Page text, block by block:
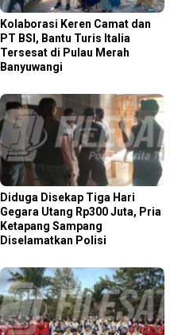
Kolaborasi Keren Camat dan
PT BSI, Bantu Turis Italia
Tersesat di Pulau Merah
Banyuwangi
Diduga Disekap Tiga Hari
Gegara Utang Rp300 Juta, Pria
Ketapang Sampang
Diselamatkan Polisi